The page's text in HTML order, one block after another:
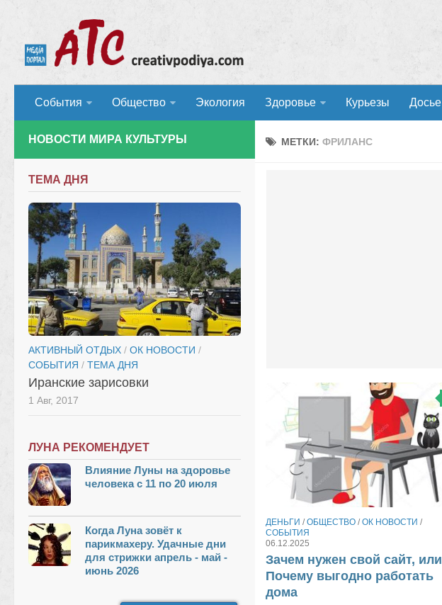
События Общество Экология Здоровье Курьезы Досье
МЕТКИ: ФРИЛАНС
ДЕНЬГИ /ОБЩЕСТВО /ОК НОВОСТИ /
СОБЫТИЯ
06.12.2025
Зачем нужен свой сайт, или
Почему выгодно работать
дома
НОВОСТИ МИРА КУЛЬТУРЫ
ТЕМА ДНЯ
АКТИВНЫЙ ОТДЫХ / ОК НОВОСТИ /
СОБЫТИЯ / ТЕМА ДНЯ
Иранские зарисовки
1 Авг, 2017
ЛУНА РЕКОМЕНДУЕТ
Влияние Луны на здоровье
человека с 11 по 20 июля
Когда Луна зовёт к
парикмахеру. Удачные дни
для стрижки апрель - май -
июнь 2026